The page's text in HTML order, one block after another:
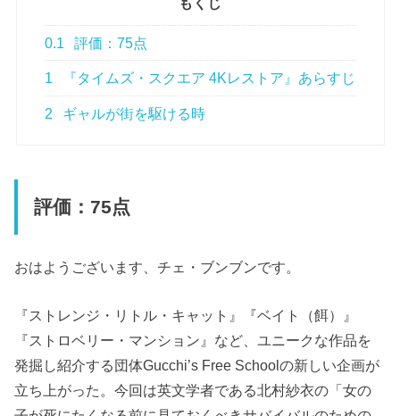
0.1 評価：75点
1 『タイムズ・スクエア 4Kレストア』あらすじ
2 ギャルが街を駆ける時
評価：75点
おはようございます、チェ・ブンブンです。
『ストレンジ・リトル・キャット』『ベイト（餌）』
『ストロベリー・マンション』など、ユニークな作品を
発掘し紹介する団体Gucchi’s Free Schoolの新しい企画が
立ち上がった。今回は英文学者である北村紗衣の「女の